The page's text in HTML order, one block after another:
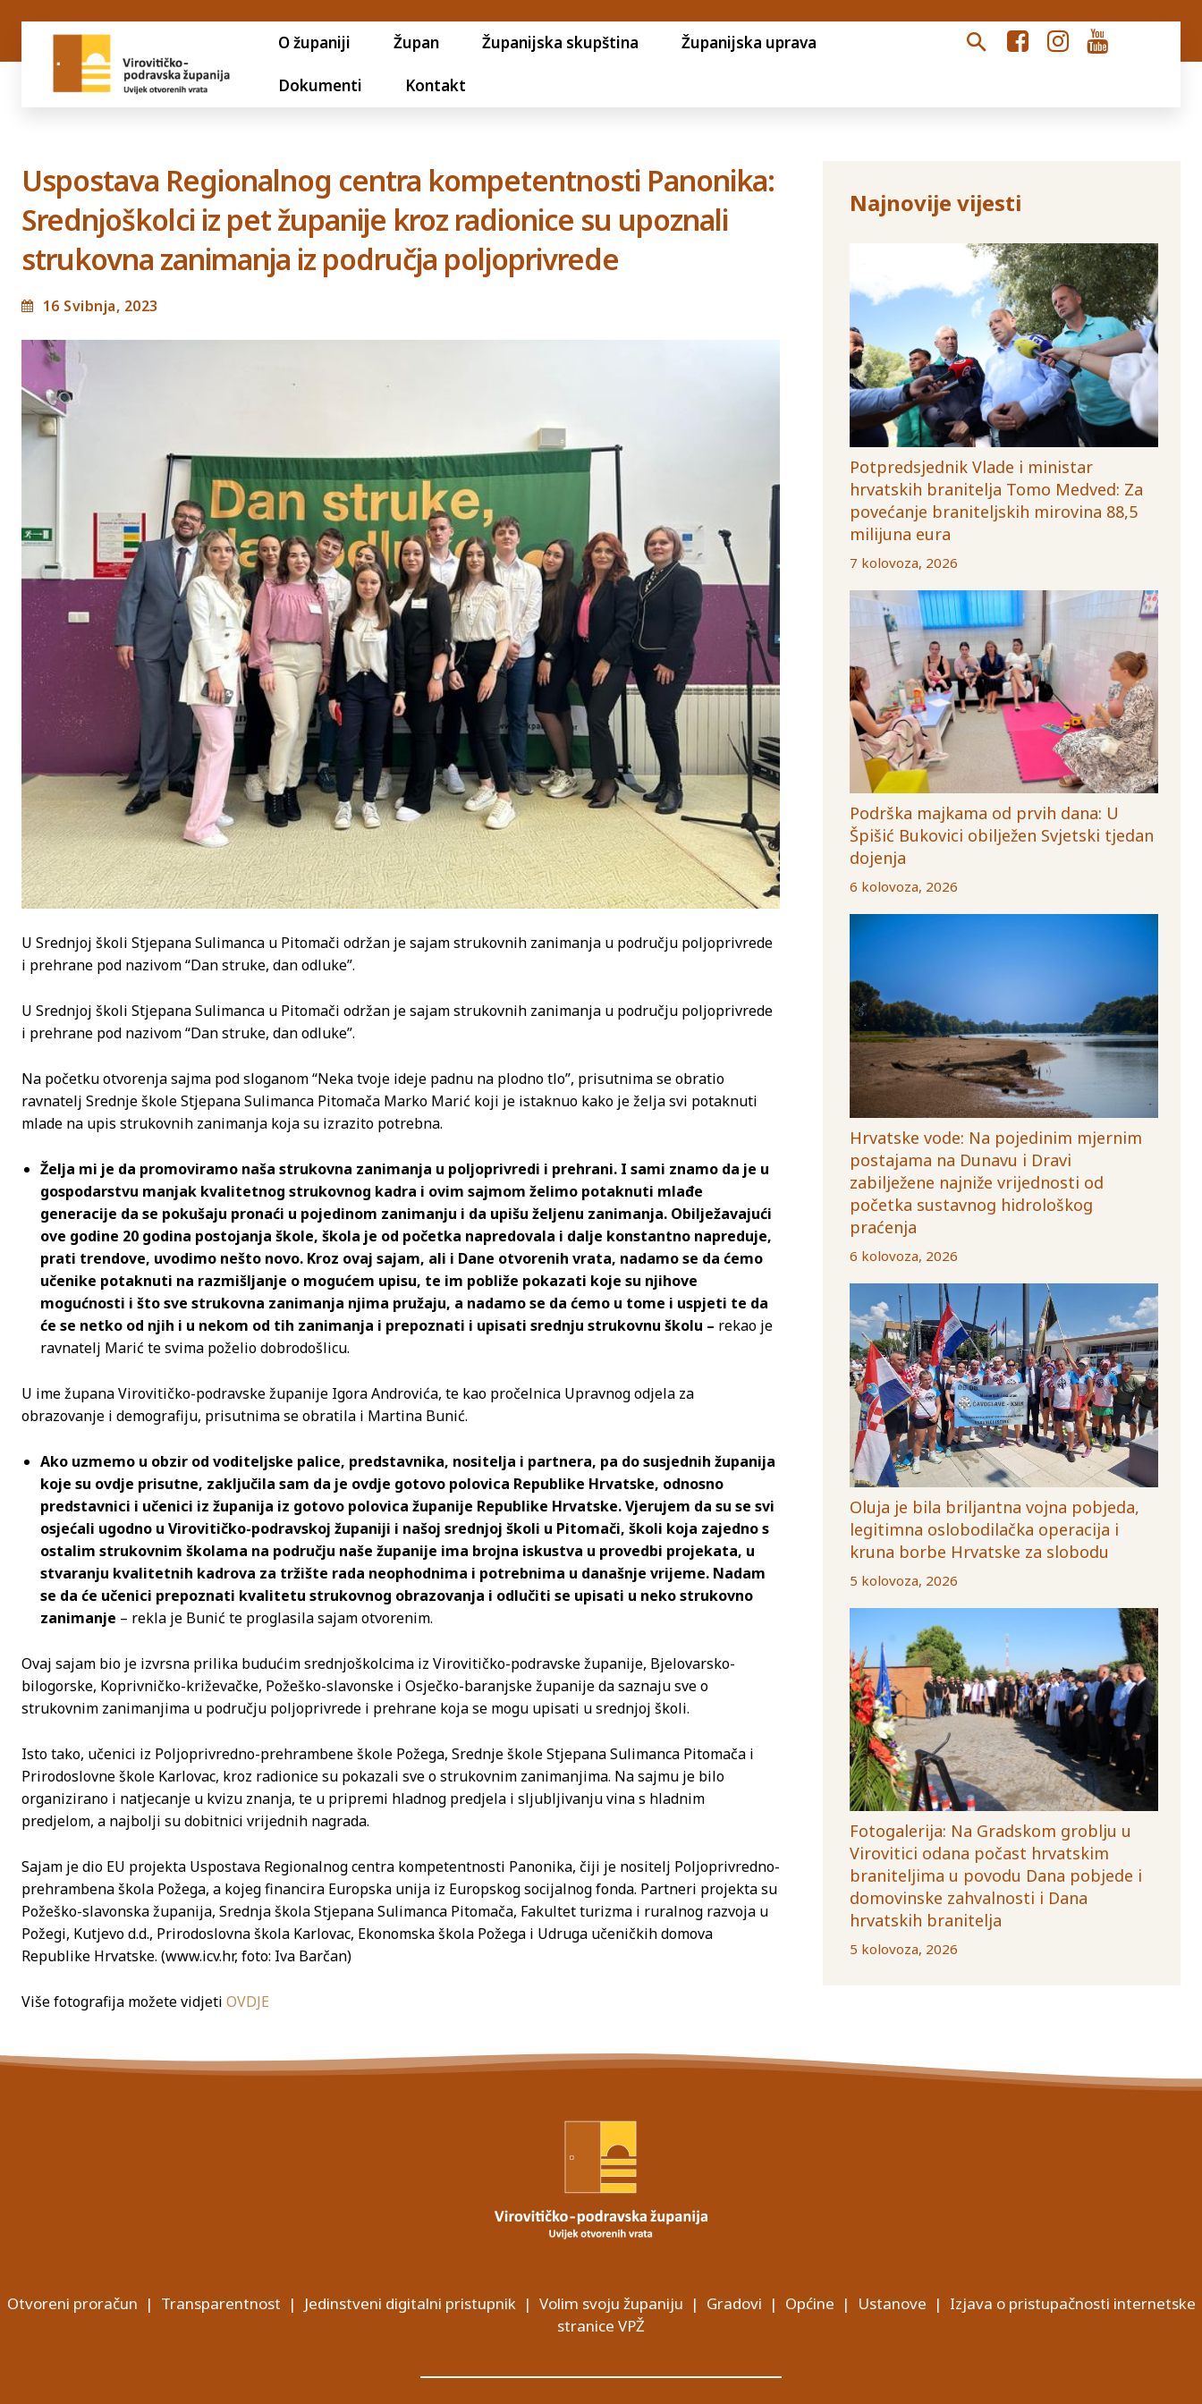
O županiji Župan Županijska skupština Županijska uprava
Dokumenti Kontakt
Uspostava Regionalnog centra kompetentnosti Panonika:
Srednjoškolci iz pet županije kroz radionice su upoznali
strukovna zanimanja iz područja poljoprivrede
16 Svibnja, 2023
U Srednjoj školi Stjepana Sulimanca u Pitomači održan je sajam strukovnih zanimanja u području poljoprivrede
i prehrane pod nazivom “Dan struke, dan odluke”.
U Srednjoj školi Stjepana Sulimanca u Pitomači održan je sajam strukovnih zanimanja u području poljoprivrede
i prehrane pod nazivom “Dan struke, dan odluke”.
Na početku otvorenja sajma pod sloganom “Neka tvoje ideje padnu na plodno tlo”, prisutnima se obratio
ravnatelj Srednje škole Stjepana Sulimanca Pitomača Marko Marić koji je istaknuo kako je želja svi potaknuti
mlade na upis strukovnih zanimanja koja su izrazito potrebna.
Želja mi je da promoviramo naša strukovna zanimanja u poljoprivredi i prehrani. I sami znamo da je u
gospodarstvu manjak kvalitetnog strukovnog kadra i ovim sajmom želimo potaknuti mlađe
generacije da se pokušaju pronaći u pojedinom zanimanju i da upišu željenu zanimanja. Obilježavajući
ove godine 20 godina postojanja škole, škola je od početka napredovala i dalje konstantno napreduje,
prati trendove, uvodimo nešto novo. Kroz ovaj sajam, ali i Dane otvorenih vrata, nadamo se da ćemo
učenike potaknuti na razmišljanje o mogućem upisu, te im pobliže pokazati koje su njihove
mogućnosti i što sve strukovna zanimanja njima pružaju, a nadamo se da ćemo u tome i uspjeti te da
će se netko od njih i u nekom od tih zanimanja i prepoznati i upisati srednju strukovnu školu – rekao je
ravnatelj Marić te svima poželio dobrodošlicu.
U ime župana Virovitičko-podravske županije Igora Androvića, te kao pročelnica Upravnog odjela za
obrazovanje i demografiju, prisutnima se obratila i Martina Bunić.
Ako uzmemo u obzir od voditeljske palice, predstavnika, nositelja i partnera, pa do susjednih županija
koje su ovdje prisutne, zaključila sam da je ovdje gotovo polovica Republike Hrvatske, odnosno
predstavnici i učenici iz županija iz gotovo polovica županije Republike Hrvatske. Vjerujem da su se svi
osjećali ugodno u Virovitičko-podravskoj županiji i našoj srednjoj školi u Pitomači, školi koja zajedno s
ostalim strukovnim školama na području naše županije ima brojna iskustva u provedbi projekata, u
stvaranju kvalitetnih kadrova za tržište rada neophodnima i potrebnima u današnje vrijeme. Nadam
se da će učenici prepoznati kvalitetu strukovnog obrazovanja i odlučiti se upisati u neko strukovno
zanimanje – rekla je Bunić te proglasila sajam otvorenim.
Ovaj sajam bio je izvrsna prilika budućim srednjoškolcima iz Virovitičko-podravske županije, Bjelovarsko-
bilogorske, Koprivničko-križevačke, Požeško-slavonske i Osječko-baranjske županije da saznaju sve o
strukovnim zanimanjima u području poljoprivrede i prehrane koja se mogu upisati u srednjoj školi.
Isto tako, učenici iz Poljoprivredno-prehrambene škole Požega, Srednje škole Stjepana Sulimanca Pitomača i
Prirodoslovne škole Karlovac, kroz radionice su pokazali sve o strukovnim zanimanjima. Na sajmu je bilo
organizirano i natjecanje u kvizu znanja, te u pripremi hladnog predjela i sljubljivanju vina s hladnim
predjelom, a najbolji su dobitnici vrijednih nagrada.
Sajam je dio EU projekta Uspostava Regionalnog centra kompetentnosti Panonika, čiji je nositelj Poljoprivredno-
prehrambena škola Požega, a kojeg financira Europska unija iz Europskog socijalnog fonda. Partneri projekta su
Požeško-slavonska županija, Srednja škola Stjepana Sulimanca Pitomača, Fakultet turizma i ruralnog razvoja u
Požegi, Kutjevo d.d., Prirodoslovna škola Karlovac, Ekonomska škola Požega i Udruga učeničkih domova
Republike Hrvatske. (www.icv.hr, foto: Iva Barčan)
Više fotografija možete vidjeti OVDJE
Najnovije vijesti
Potpredsjednik Vlade i ministar
hrvatskih branitelja Tomo Medved: Za
povećanje braniteljskih mirovina 88,5
milijuna eura
7 kolovoza, 2026
Podrška majkama od prvih dana: U
Špišić Bukovici obilježen Svjetski tjedan
dojenja
6 kolovoza, 2026
Hrvatske vode: Na pojedinim mjernim
postajama na Dunavu i Dravi
zabilježene najniže vrijednosti od
početka sustavnog hidrološkog
praćenja
6 kolovoza, 2026
Oluja je bila briljantna vojna pobjeda,
legitimna oslobodilačka operacija i
kruna borbe Hrvatske za slobodu
5 kolovoza, 2026
Fotogalerija: Na Gradskom groblju u
Virovitici odana počast hrvatskim
braniteljima u povodu Dana pobjede i
domovinske zahvalnosti i Dana
hrvatskih branitelja
5 kolovoza, 2026
Otvoreni proračun | Transparentnost | Jedinstveni digitalni pristupnik| Volim svoju županiju | Gradovi | Općine | Ustanove | Izjava o pristupačnosti internetske
stranice VPŽ